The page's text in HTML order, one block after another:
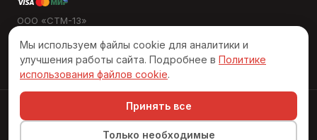
ООО «СТМ-13»
ОГРН 1137847495389
© 2026 АЦ «Полимер». Все права защищены
Разработано в Numeral Digital
Мы используем файлы cookie для аналитики и
улучшения работы сайта. Подробнее в Политике
использования файлов cookie.
Принять все
Только необходимые